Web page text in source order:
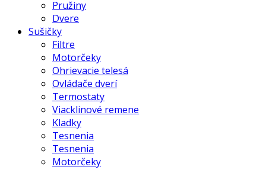
Pružiny
Dvere
Sušičky
Filtre
Motorčeky
Ohrievacie telesá
Ovládače dverí
Termostaty
Viacklinové remene
Kladky
Tesnenia
Tesnenia
Motorčeky